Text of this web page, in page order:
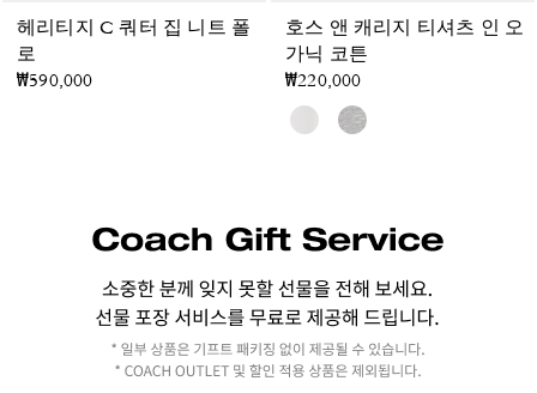
헤리티지 C 쿼터 집 니트 폴
로
₩590,000
호스 앤 캐리지 티셔츠 인 오
가닉 코튼
₩220,000